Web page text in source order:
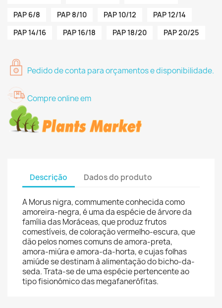
PAP 6/8
PAP 8/10 PAP 10/12
PAP 12/14
PAP 14/16
PAP 16/18 PAP 18/20 PAP 20/25
Pedido de conta para orçamentos e disponibilidade.
Compre online em
Descrição Dados do produto
A Morus nigra, commumente conhecida como
amoreira-negra, é uma da espécie de árvore da
família das Moráceas, que produz frutos
comestíveis, de coloração vermelho-escura, que
dão pelos nomes comuns de amora-preta,
amora-miúra e amora-da-horta, e cujas folhas
amiúde se destinam à alimentação do bicho-da-
seda. Trata-se de uma espécie pertencente ao
tipo fisionómico das megafanerófitas.